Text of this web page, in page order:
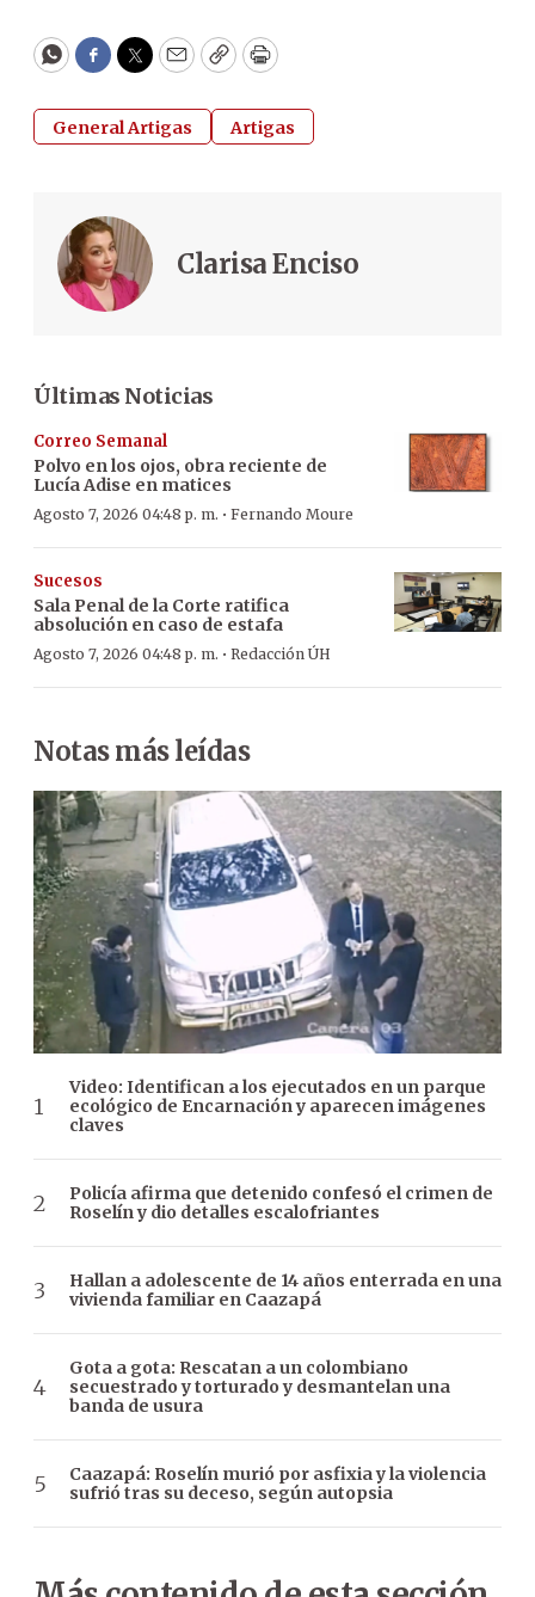
WhatsApp
Facebook
Twitter
EmailCopyPrint
General Artigas Artigas
Clarisa Enciso
Últimas Noticias
Correo Semanal
Polvo en los ojos, obra reciente de
Lucía Adise en matices
Agosto 7, 2026 04:48 p. m. · Fernando Moure
Sucesos
Sala Penal de la Corte ratifica
absolución en caso de estafa
Agosto 7, 2026 04:48 p. m. · Redacción ÚH
Notas más leídas
Video: Identifican a los ejecutados en un parque
ecológico de Encarnación y aparecen imágenes
claves
Policía afirma que detenido confesó el crimen de
Roselín y dio detalles escalofriantes
Hallan a adolescente de 14 años enterrada en una
vivienda familiar en Caazapá
Gota a gota: Rescatan a un colombiano
secuestrado y torturado y desmantelan una
banda de usura
Caazapá: Roselín murió por asfixia y la violencia
sufrió tras su deceso, según autopsia